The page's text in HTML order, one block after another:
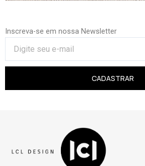
Inscreva-se em nossa Newsletter
CADASTRAR